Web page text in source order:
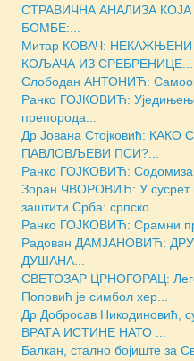
СТРАВИЧНА АНАЛИЗА
БОМБЕ:...
Митар КОВАЧ:
КОЉАЧА ИЗ СРЕБРЕНИЦЕ...
Слободан АНТОНИЋ:
Ранко ГОЈКОВИЋ: Уједињење
препорода...
Др Јована Стојковић:
ПАВЛОВЉЕВИ ПСИ?...
Ранко ГОЈКОВИЋ:
Зоран ЧВОРОВИЋ: У сусрет
заштити Срба: српско...
Ранко ГОЈКОВИЋ: Срамни
Радован ДАМЈАНОВИЋ:
ДУШАНА...
СВЕТОЗАР ЦРНОГОРАЦ:
Поповић је симбол хер...
Др Добросав Никодиновић,
ВРАТА ИСТИНЕ НАТО ...
Балкан, стално бојиште за